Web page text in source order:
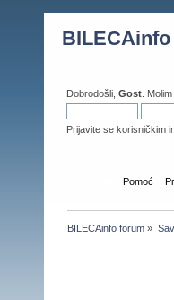
Dobrodošli, Gost .
Prijavite se korisničkim
Pomoć
BILECAinfo forum »